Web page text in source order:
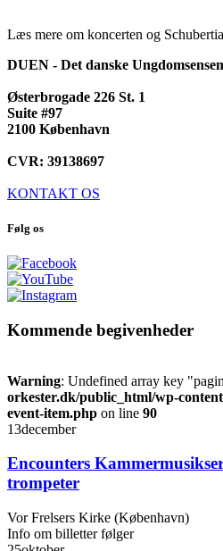
Læs mere om koncerten og
DUEN - Det danske
Østerbrogade 226 St. 1
Suite #97
2100 København
CVR: 39138697
KONTAKT OS
Følg os
Kommende begivenheder
Warning: Undefined array key
orkester.dk/public_html/wp-
event-item.php on line 90
13december
Encounters
trompeter
Vor Frelsers Kirke (København)
Info om billetter følger